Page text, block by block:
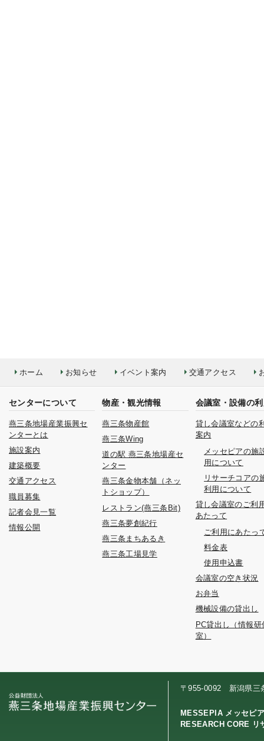
ホーム お知らせ イベント案内 交通アクセス
センターについて
燕三条地場産業振興セ
ンターとは
施設案内
建築概要
交通アクセス
職員募集
記者会見一覧
情報公開
物産・観光情報
燕三条物産館
燕三条Wing
道の駅 燕三条地場産セ
ンター
燕三条金物本舗（ネッ
トショップ）
レストラン(燕三条Bit)
燕三条夢創紀行
燕三条まちあるき
燕三条工場見学
会議室・設備の
貸し会議室などの
案内
メッセピアの施
用について
リサーチコアの
利用について
貸し会議室のご利
あたって
ご利用にあたっ
料金表
使用申込書
会議室の空き状況
お弁当
機械設備の貸出し
PC貸出し（情報研
室）
〒955-0092 新潟県三
MESSEPIA メッセピ
RESEARCH CORE リ